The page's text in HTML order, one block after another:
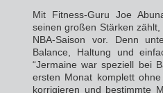
Mit Fitness-Guru Joe
seinen großen Stärken
NBA-Saison vor. Denn
Balance, Haltung und
“Jermaine war speziell bei
ersten Monat komplett
korrigieren und bestimmte